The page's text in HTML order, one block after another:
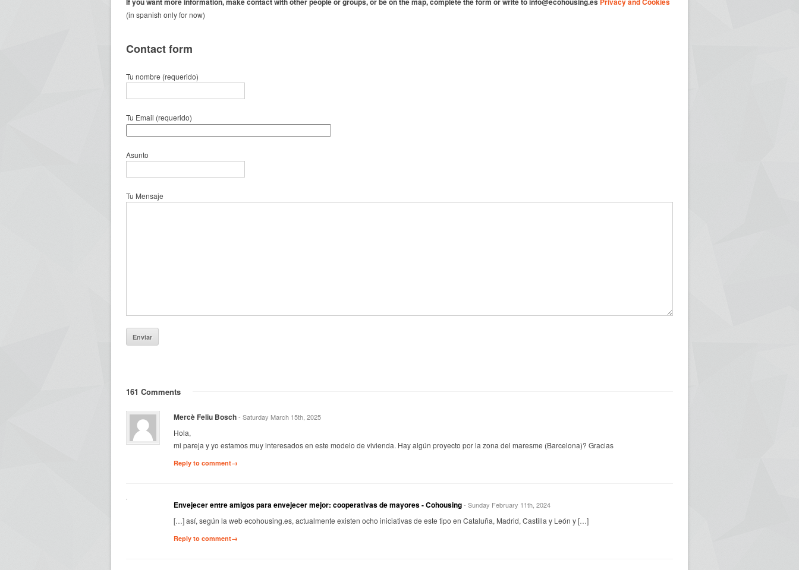
(in spanish only for now)
Contact form
Tu nombre (requerido)
Tu Email (requerido)
Asunto
Tu Mensaje
161 Comments
Mercè Feliu Bosch- Saturday March 15th, 2025
Hola,
mi pareja y yo estamos muy interesados en este modelo de vivienda. Hay algún proyecto por la zona del maresme (Barcelona)? Gracias
Reply to comment→
Envejecer entre amigos para envejecer mejor: cooperativas de mayores - Cohousing- Sunday February 11th, 2024
[…] así, según la web ecohousing.es, actualmente existen ocho iniciativas de este tipo en Cataluña, Madrid, Castilla y León y […]
Reply to comment→